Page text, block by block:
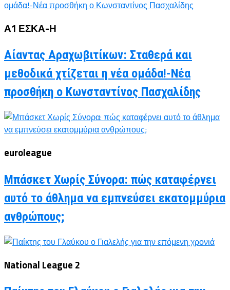
Α1 ΕΣΚΑ-Η
Αίαντας Αραχωβιτίκων: Σταθερά και
μεθοδικά χτίζεται η νέα ομάδα!-Νέα
προσθήκη ο Κωνσταντίνος Πασχαλίδης
euroleague
Μπάσκετ Χωρίς Σύνορα: πώς καταφέρνει
αυτό το άθλημα να εμπνεύσει εκατομμύρια
ανθρώπους;
National League 2